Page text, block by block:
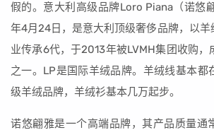
假的。意大利高级品牌Loro Piana（诺悠
年4月24日，是意大利顶级奢侈品牌，以
业传承6代，于2013年被LVMH集团收购，
之一。LP是国际羊绒品牌。羊绒线基本都
级羊绒品牌，羊绒衫基本几万起步。
诺悠翩雅是一个高端品牌，其产品质量通